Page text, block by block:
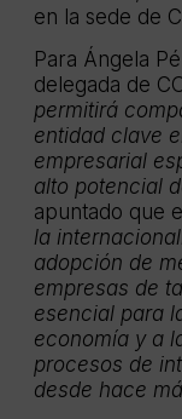
en la sede de
Para Ángela
delegada de
permitirá
entidad clave
empresarial
alto potencial
apuntado que
la
adopción de
empresas de
esencial para
economía y a
procesos de
desde hace